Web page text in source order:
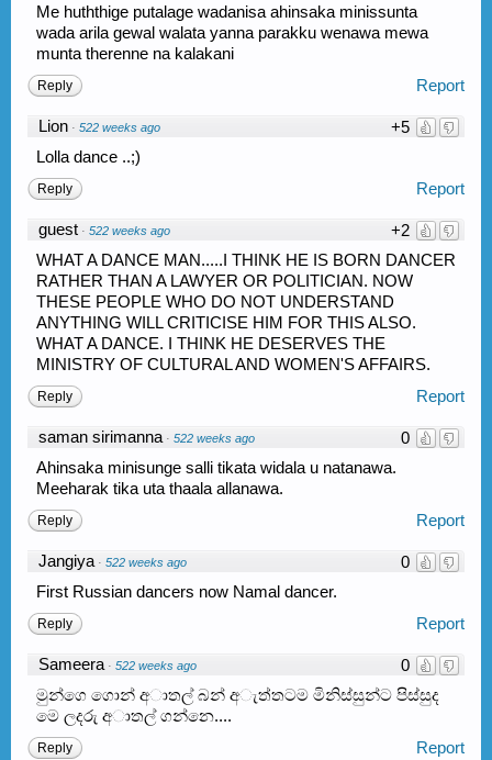
Me huththige putalage wadanisa ahinsaka minissunta
wada arila gewal walata yanna parakku wenawa mewa
munta therenne na kalakani
Report
Reply
+5
Lion · 522 weeks ago
Lolla dance ..;)
Report
Reply
+2
guest · 522 weeks ago
WHAT A DANCE MAN.....I THINK HE IS BORN DANCER
RATHER THAN A LAWYER OR POLITICIAN. NOW
THESE PEOPLE WHO DO NOT UNDERSTAND
ANYTHING WILL CRITICISE HIM FOR THIS ALSO.
WHAT A DANCE. I THINK HE DESERVES THE
MINISTRY OF CULTURAL AND WOMEN'S AFFAIRS.
Report
Reply
0
saman sirimanna · 522 weeks ago
Ahinsaka minisunge salli tikata widala u natanawa.
Meeharak tika uta thaala allanawa.
Report
Reply
0
Jangiya · 522 weeks ago
First Russian dancers now Namal dancer.
Report
Reply
0
Sameera · 522 weeks ago
මුන්ගෙ ගොන් අාතල් බන් අැත්තටම මිනිස්සුන්ට පිස්සුද
මෙ ලදරු අාතල් ගන්නෙ....
Report
Reply